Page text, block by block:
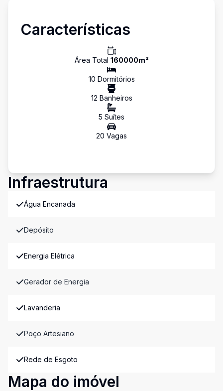
Características
Área Total 160000m²
10 Dormitórios
12 Banheiros
5 Suítes
20 Vagas
Infraestrutura
Água Encanada
Depósito
Energia Elétrica
Gerador de Energia
Lavanderia
Poço Artesiano
Rede de Esgoto
Mapa do imóvel